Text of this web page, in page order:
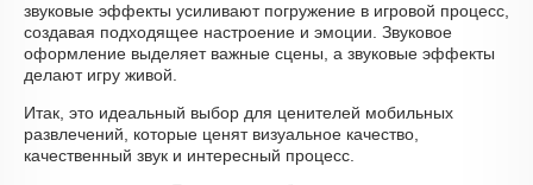
звуковые эффекты усиливают погружение в игровой процесс,
создавая подходящее настроение и эмоции. Звуковое
оформление выделяет важные сцены, а звуковые эффекты
делают игру живой.
Итак, это идеальный выбор для ценителей мобильных
развлечений, которые ценят визуальное качество,
качественный звук и интересный процесс.